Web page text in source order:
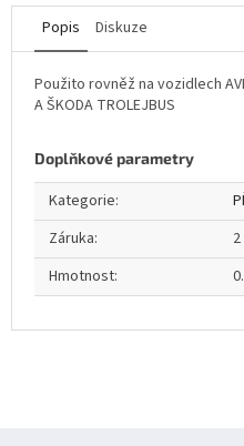
Popis Diskuze
Použito rovněž na vozidlech
A ŠKODA TROLEJBUS
Doplňkové parametry
Kategorie:
Záruka:
Hmotnost: